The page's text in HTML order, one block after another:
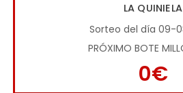
LA QUINIELA
Sorteo del día 09-
PRÓXIMO BOTE
0€